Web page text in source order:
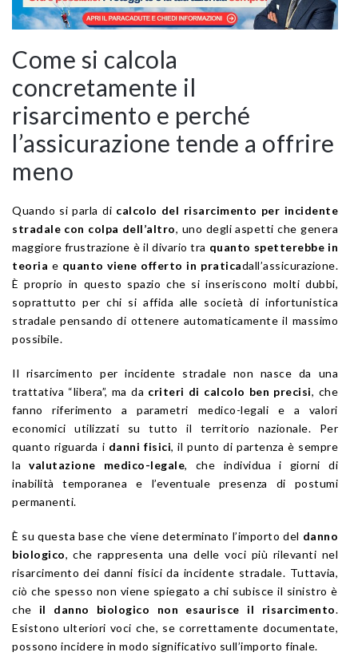
Come si calcola
concretamente il
risarcimento e perché
l’assicurazione tende a offrire
meno
Quando si parla di calcolo del risarcimento per incidente
stradale con colpa dell’altro, uno degli aspetti che genera
maggiore frustrazione è il divario tra quanto spetterebbe in
teoria e quanto viene offerto in praticadall’assicurazione.
È proprio in questo spazio che si inseriscono molti dubbi,
soprattutto per chi si affida alle società di infortunistica
stradale pensando di ottenere automaticamente il massimo
possibile.
Il risarcimento per incidente stradale non nasce da una
trattativa “libera”, ma da criteri di calcolo ben precisi, che
fanno riferimento a parametri medico-legali e a valori
economici utilizzati su tutto il territorio nazionale. Per
quanto riguarda i danni fisici, il punto di partenza è sempre
lavalutazione medico-legale, che individua i giorni di
inabilità temporanea e l’eventuale presenza di postumi
permanenti.
È su questa base che viene determinato l’importo del danno
biologico, che rappresenta una delle voci più rilevanti nel
risarcimento dei danni fisici da incidente stradale. Tuttavia,
ciò che spesso non viene spiegato a chi subisce il sinistro è
che il danno biologico non esaurisce il risarcimento.
Esistono ulteriori voci che, se correttamente documentate,
possono incidere in modo significativo sull’importo finale.